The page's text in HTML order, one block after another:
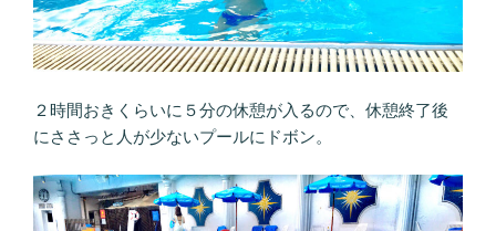
２時間おきくらいに５分の休憩が入るので、休憩終了後
にささっと人が少ないプールにドボン。